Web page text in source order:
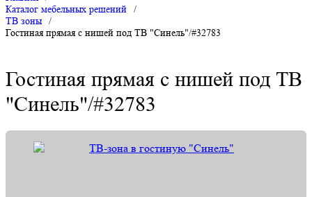
Каталог мебельных решений
/
ТВ зоны
/
Гостиная прямая с нишей под ТВ "Синель"/#32783
Гостиная прямая с нишей под ТВ
"Синель"/#32783